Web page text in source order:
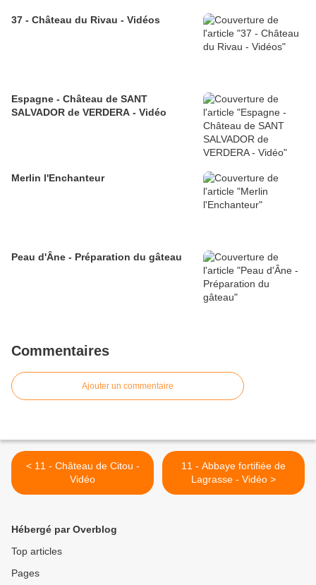
37 - Château du Rivau - Vidéos
Espagne - Château de SANT
SALVADOR de VERDERA - Vidéo
Merlin l'Enchanteur
Peau d'Âne - Préparation du gâteau
Commentaires
Ajouter un commentaire
< 11 - Château de Citou -
Vidéo
11 - Abbaye fortifiée de
Lagrasse - Vidéo >
Hébergé par Overblog
Top articles
Pages